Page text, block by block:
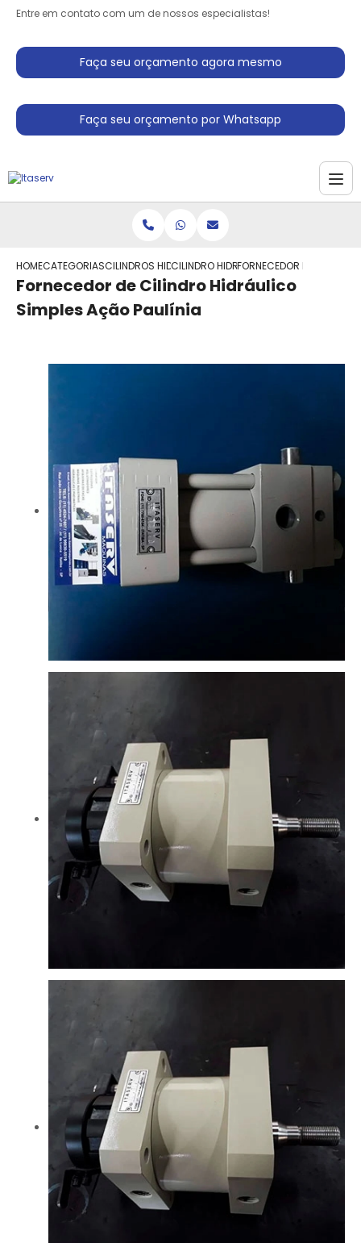
Entre em contato com um de nossos especialistas!
Faça seu orçamento agora mesmo
Faça seu orçamento por Whatsapp
HOMECATEGORIASCILINDROS HIDRAULICOCILINDRO HIDRAULICO PARA PRENSA
FORNECEDOR DE
Fornecedor de Cilindro Hidráulico
Simples Ação Paulínia